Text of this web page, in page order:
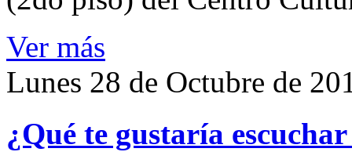
Ver más
Lunes 28 de Octubre de
¿Qué te gustaría